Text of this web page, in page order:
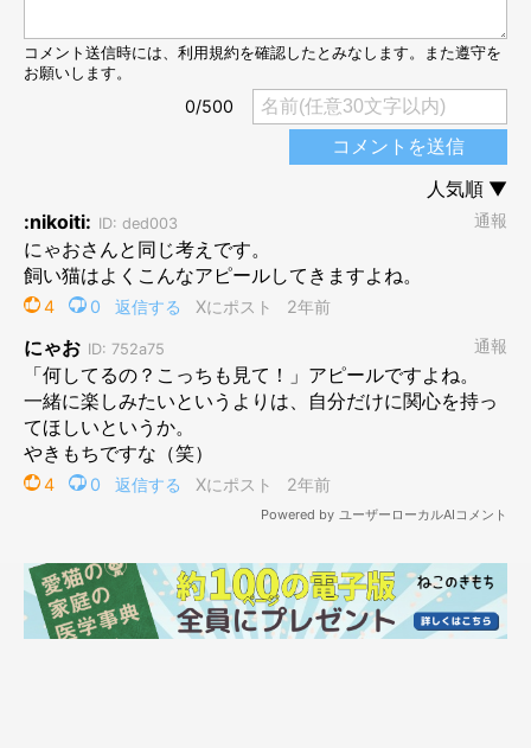
そんな可愛い姿を無視することはできないので、一番大事な瞬間
を見逃したテレビ番組回数は数え切れません。